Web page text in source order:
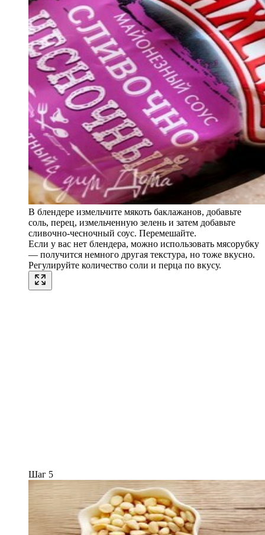
В блендере измельчите мякоть баклажанов, добавьте
соль, перец, измельченную зелень и затем добавьте
сливочно-чесночный соус. Перемешайте.
Если у вас нет блендера, можно использовать мясорубку
— получится немного другая текстура, но тоже вкусно.
Регулируйте количество соли и перца по вкусу.
Шаг 5